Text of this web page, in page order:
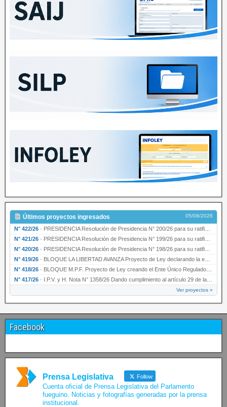
Últimos proyectos ingresados 05/08/2026
N° 422/26 · PRESIDENCIA Resolución de Presidencia N° 200/26 para su ratificación.
N° 421/26 · PRESIDENCIA Resolución de Presidencia N° 199/26 para su ratificación.
N° 420/26 · PRESIDENCIA Resolución de Presidencia N° 198/26 para su ratificación.
N° 419/26 · BLOQUE LA LIBERTAD AVANZA Proyecto de Ley declarando la esencialidad del servicio educativ…
N° 418/26 · BLOQUE M.P.F. Proyecto de Ley creando el Ente Único Regulador de servicios públicos de la …
N° 417/26 · I.P.V. y H. Nota N° 1358/26 Dando cumplimiento al artículo 29 de la Ley provincial N° 1399…
Ver proyectos »
Facebook
Prensa Legislativa Follow
Cuenta oficial de Prensa Legislativa del Parlamento
fueguino. Noticias y fotografías generadas por la prensa
institucional.